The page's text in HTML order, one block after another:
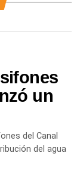
un
del Canal
del agua